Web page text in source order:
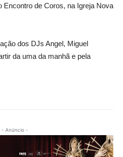
Encontro de Coros, na Igreja Nova
dos DJs Angel, Miguel
da uma da manhã e pela
- Anúncio -